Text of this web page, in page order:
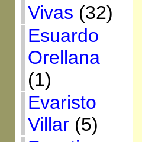
Vivas (32)
Esuardo
Orellana
(1)
Evaristo
Villar(5)